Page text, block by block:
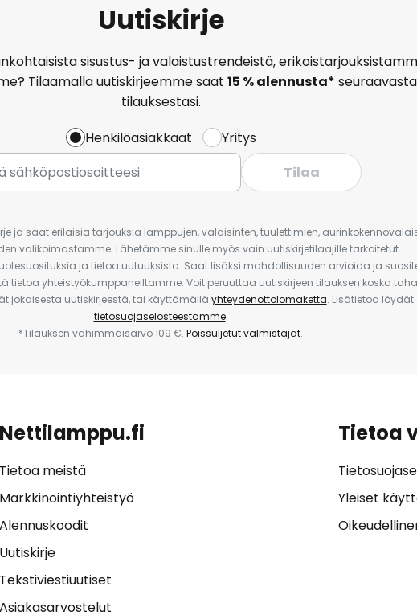
Uutiskirje
sisustus- ja valaistustrendeistä,
Tilaamalla uutiskirjeemme saat 15 % alennusta* seuraavasta
tilauksestasi.
Henkilöasiakkaat
Yritys
Tilaa
ja saat erilaisia tarjouksia lamppujen, valaisinten, tuulettimien,
valikoimastamme. Lähetämme sinulle myös vain uutiskirjetilaajille tarkoitetut
ja tietoa uutuuksista. Saat lisäksi mahdollisuuden arvioida ja
tietoa yhteistyökumppaneiltamme. Voit peruuttaa uutiskirjeen tilauksen koska
jokaisesta uutiskirjeestä, tai käyttämällä yhteydenottolomaketta. Lisätietoa löydät
tietosuojaselosteestamme.
*Tilauksen vähimmäisarvo 109 €. Poissuljetut valmistajat.
Nettilamppu.fi
Tietoa meistä
Markkinointiyhteistyö
Alennuskoodit
Uutiskirje
Tekstiviestiuutiset
Asiakasarvostelut
Tietoa
Yleiset